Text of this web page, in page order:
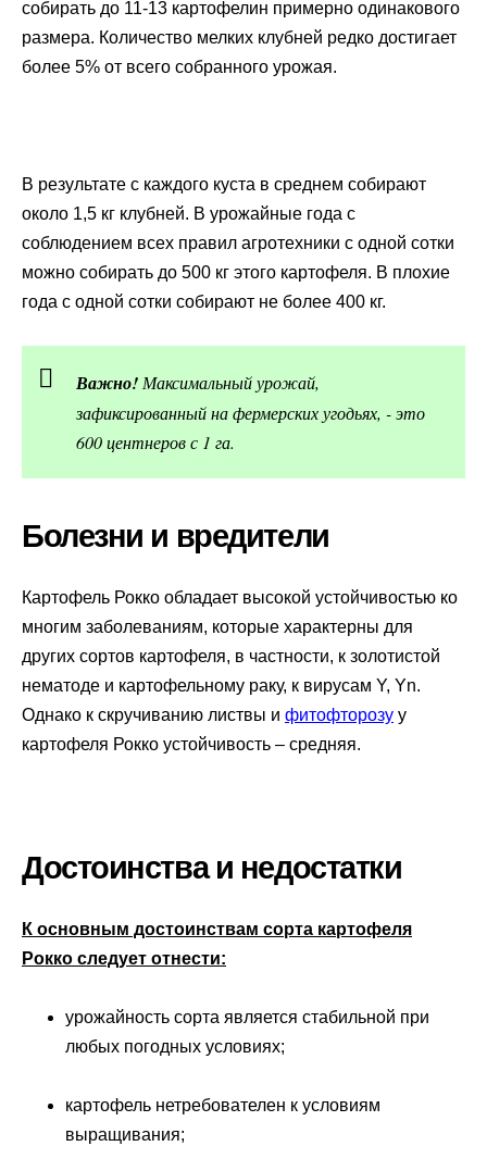
собирать до 11-13 картофелин примерно одинакового
размера. Количество мелких клубней редко достигает
более 5% от всего собранного урожая.
В результате с каждого куста в среднем собирают
около 1,5 кг клубней. В урожайные года с
соблюдением всех правил агротехники с одной сотки
можно собирать до 500 кг этого картофеля. В плохие
года с одной сотки собирают не более 400 кг.
Важно! Максимальный урожай,
зафиксированный на фермерских угодьях, - это
600 центнеров с 1 га.
Болезни и вредители
Картофель Рокко обладает высокой устойчивостью ко
многим заболеваниям, которые характерны для
других сортов картофеля, в частности, к золотистой
нематоде и картофельному раку, к вирусам Y, Yn.
Однако к скручиванию листвы и фитофторозу у
картофеля Рокко устойчивость – средняя.
Достоинства и недостатки
К основным достоинствам сорта картофеля
Рокко следует отнести:
урожайность сорта является стабильной при
любых погодных условиях;
картофель нетребователен к условиям
выращивания;